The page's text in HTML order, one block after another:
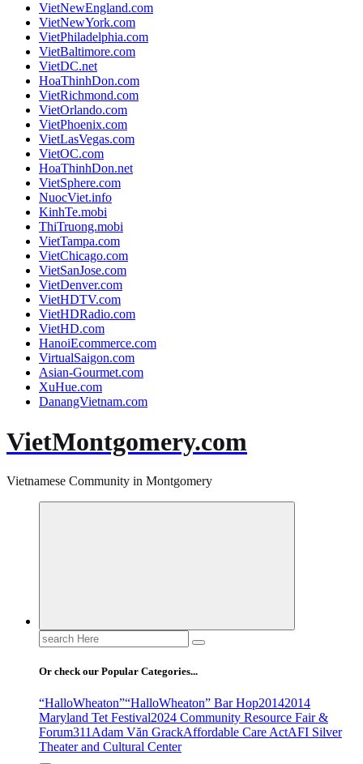
VietNewEngland.com
VietNewYork.com
VietPhiladelphia.com
VietBaltimore.com
VietDC.net
HoaThinhDon.com
VietRichmond.com
VietOrlando.com
VietPhoenix.com
VietLasVegas.com
VietOC.com
HoaThinhDon.net
VietSphere.com
NuocViet.info
KinhTe.mobi
ThiTruong.mobi
VietTampa.com
VietChicago.com
VietSanJose.com
VietDenver.com
VietHDTV.com
VietHDRadio.com
VietHD.com
HanoiEcommerce.com
VirtualSaigon.com
Asian-Gourmet.com
XuHue.com
DanangVietnam.com
VietMontgomery.com
Vietnamese Community in Montgomery
Search
for:
Or check our Popular Categories...
“HalloWheaton”“HalloWheaton” Bar Hop20142014
Maryland Tet Festival2024 Community Resource Fair &
Forum311Adam Văn GrackAffordable Care ActAFI Silver
Theater and Cultural Center